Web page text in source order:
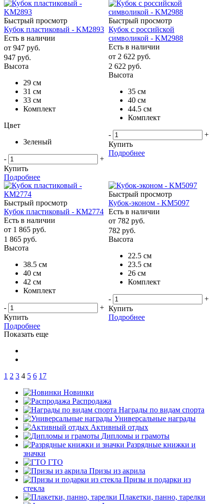
Быстрый просмотр
Кубок пластиковый - KM2893
Есть в наличии
от 947 руб.
947 руб.
Высота
29 см
31 см
33 см
Комплект
Цвет
Зеленый
-
+
Купить
Подробнее
Быстрый просмотр
Кубок с российской
символикой - KM2988
Есть в наличии
от 2 622 руб.
2 622 руб.
Высота
35 см
40 см
44.5 см
Комплект
-
+
Купить
Подробнее
Быстрый просмотр
Кубок пластиковый - КМ2774
Есть в наличии
от 1 865 руб.
1 865 руб.
Высота
38.5 см
40 см
42 см
Комплект
-
+
Купить
Подробнее
Быстрый просмотр
Кубок-эконом - KM5097
Есть в наличии
от 782 руб.
782 руб.
Высота
22.5 см
23.5 см
26 см
Комплект
-
+
Купить
Подробнее
Показать еще
1 2 3 4 5 6 17
Новинки
Распродажа
Награды по видам спорта
Универсальные награды
Активный отдых
Дипломы и грамоты
Разрядные книжки и
значки
ГТО
Призы из акрила
Призы и подарки из
стекла
Плакетки, панно, тарелки